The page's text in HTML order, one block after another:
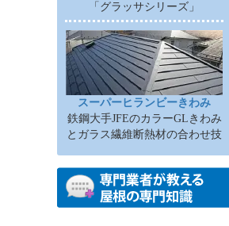
「グラッサシリーズ」
スーパーヒランビーきわみ
鉄鋼大手JFEのカラーGLきわみ
とガラス繊維断熱材の合わせ技